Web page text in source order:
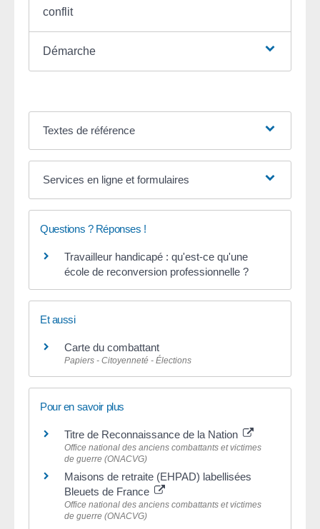
conflit
Démarche
Textes de référence
Services en ligne et formulaires
Questions ? Réponses !
Travailleur handicapé : qu'est-ce qu'une
école de reconversion professionnelle ?
Et aussi
Carte du combattant
Papiers - Citoyenneté - Élections
Pour en savoir plus
Titre de Reconnaissance de la Nation
Office national des anciens combattants et victimes
de guerre (ONACVG)
Maisons de retraite (EHPAD) labellisées
Bleuets de France
Office national des anciens combattants et victimes
de guerre (ONACVG)